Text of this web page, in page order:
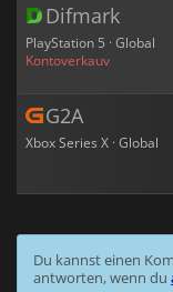
Difmark
PlayStation 5 · Global
Kontoverkauv
G2A
Xbox Series X · Global
Du kannst einen
antworten, wenn du